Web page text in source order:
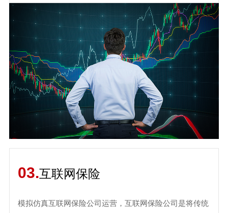
03.互联网保险
模拟仿真互联网保险公司运营，互联网保险公司是将传统